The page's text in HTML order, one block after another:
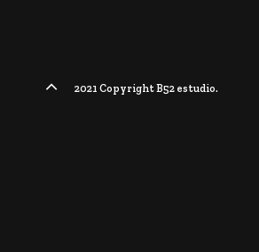
2021 Copyright B52 estudio.